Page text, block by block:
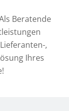
Beratende
,
Ihres